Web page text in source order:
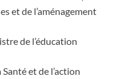
et de l’aménagement
de l’éducation
et de l’action